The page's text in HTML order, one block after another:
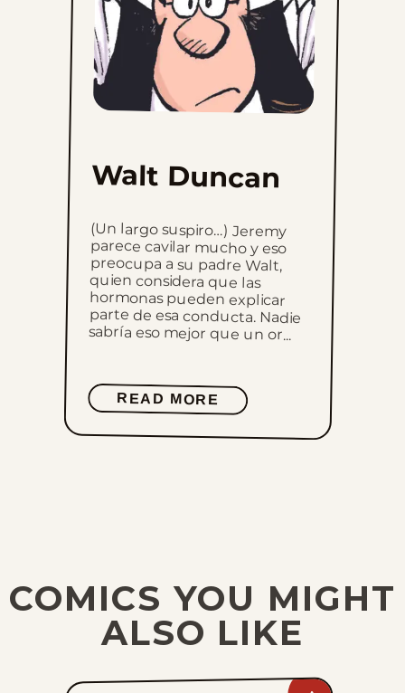
Walt Duncan
(Un largo suspiro…) Jeremy
parece cavilar mucho y eso
preocupa a su padre Walt,
quien considera que las
hormonas pueden explicar
parte de esa conducta. Nadie
sabría eso mejor que un or...
READ MORE
COMICS YOU MIGHT
ALSO LIKE